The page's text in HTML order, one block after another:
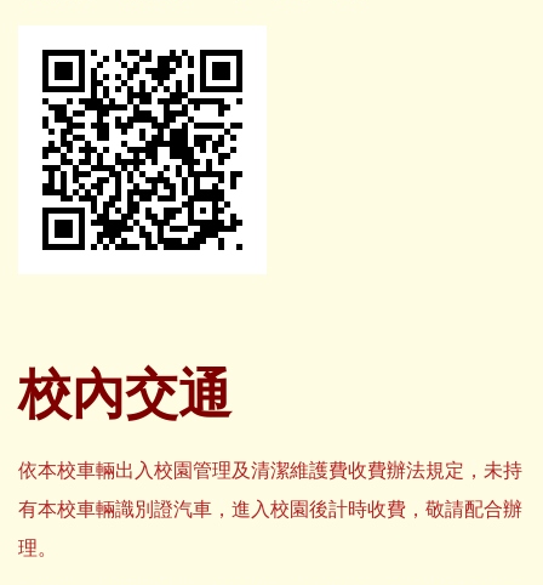
校內交通
依本校車輛出入校園管理及清潔維護費收費辦法規定，未持
有本校車輛識別證汽車，進入校園後計時收費，敬請配合辦
理。